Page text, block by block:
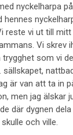
nyckelharpa
hennes
reste vi ut till
Vi skrev
som vi
sällskapet,
är van att ta in
men jag älskar
där dygnen
och ville.